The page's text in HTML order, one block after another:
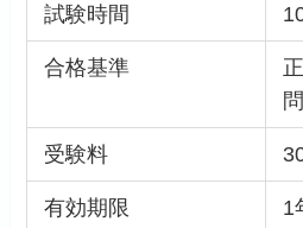
試験時間
合格基準
受験料
有効期限 1